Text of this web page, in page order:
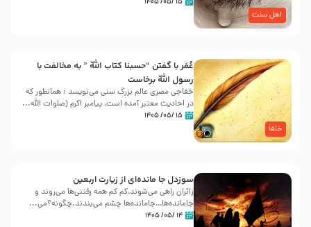
اهل سنت
خلفا
عُمَر با گفتن “حسبنا كتاب اللّه ” به مخالفت با
رسول اللّه برخاست
خفاجی مصری عالم بزرگ سنی می‌نویسد : همانطور که
در احادیث معتبر آمده است، پیامبر اکرم (صلوات اللّه...
۱۵ /۰۵/ ۱۴۰۵
سوزدل جا مانده‌ای از زیارت اربعین
زائران راهی می‌شوند،کم‌ کم همه رفتنی‌ها می‌روند و
جامانده‌ها…جامانده‌ها چشم می‌بندند.چگونه؟می‌...
۱۴ /۰۵/ ۱۴۰۵